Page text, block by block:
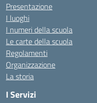
Presentazione
I luoghi
I numeri della scuola
Le carte della scuola
Regolamenti
Organizzazione
La storia
I Servizi